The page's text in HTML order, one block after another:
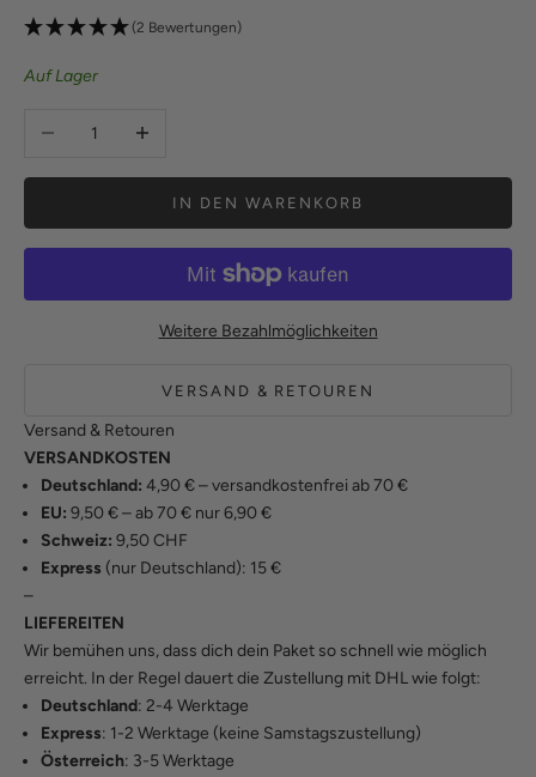
(2 Bewertungen)
Auf Lager
Anzahl verringernAnzahl erhöhen
IN DEN WARENKORB
Weitere Bezahlmöglichkeiten
VERSAND & RETOUREN
Versand & Retouren
VERSANDKOSTEN
Deutschland: 4,90 € – versandkostenfrei ab 70 €
EU: 9,50 € – ab 70 € nur 6,90 €
Schweiz: 9,50 CHF
Express (nur Deutschland): 15 €
–
LIEFEREITEN
Wir bemühen uns, dass dich dein Paket so schnell wie möglich
erreicht. In der Regel dauert die Zustellung mit DHL wie folgt:
Deutschland: 2-4 Werktage
Express: 1-2 Werktage (keine Samstagszustellung)
Österreich: 3-5 Werktage